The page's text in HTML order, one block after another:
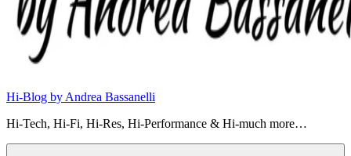
Hi-Blog by Andrea Bassanelli
Hi-Tech, Hi-Fi, Hi-Res, Hi-Performance & Hi-much more…